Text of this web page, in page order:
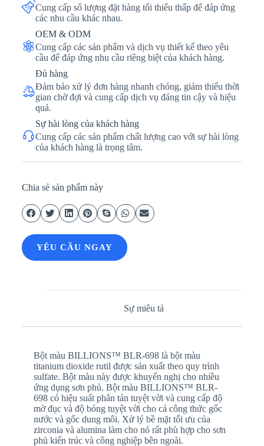
Cung cấp số lượng đặt hàng tối thiểu thấp để đáp ứng
các nhu cầu khác nhau.
OEM & ODM
Cung cấp các sản phẩm và dịch vụ thiết kế theo yêu
cầu để đáp ứng nhu cầu riêng biệt của khách hàng.
Đủ hàng
Đảm bảo xử lý đơn hàng nhanh chóng, giảm thiểu thời
gian chờ đợi và cung cấp dịch vụ đáng tin cậy và hiệu
quả.
Sự hài lòng của khách hàng
Cung cấp các sản phẩm chất lượng cao với sự hài lòng
của khách hàng là trọng tâm.
Chia sẻ sản phẩm này
YÊU CẦU NGAY
Sự miêu tả
Bột màu BILLIONS™ BLR-698 là bột màu
titanium dioxide rutil được sản xuất theo quy trình
sulfate. Bột màu này được khuyến nghị cho nhiều
ứng dụng sơn phủ. Bột màu BILLIONS™ BLR-
698 có hiệu suất phân tán tuyệt vời và cung cấp độ
mờ đục và độ bóng tuyệt vời cho cả công thức gốc
nước và gốc dung môi. Xử lý bề mặt tối ưu của
zirconia và alumina làm cho nó rất phù hợp cho sơn
phủ kiến trúc và công nghiệp bên ngoài.